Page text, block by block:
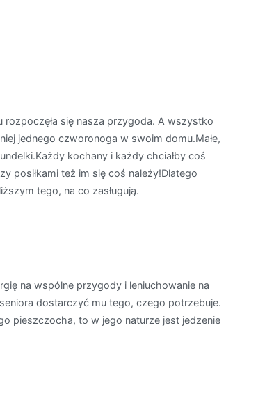
rozpoczęła się nasza przygoda. A wszystko
jednego czworonoga w swoim domu.Małe,
kochany i każdy chciałby coś
posiłkami też im się coś należy!Dlatego
tego, na co zasługują.
na wspólne przygody i leniuchowanie na
dostarczyć mu tego, czego potrzebuje.
pieszczocha, to w jego naturze jest jedzenie